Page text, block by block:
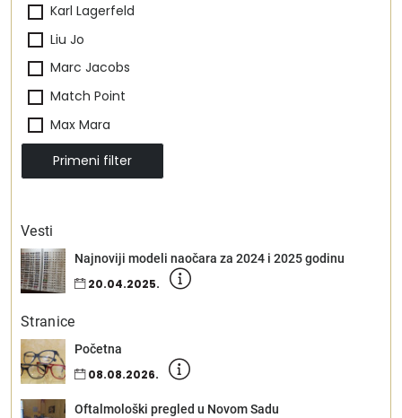
Karl Lagerfeld
Liu Jo
Marc Jacobs
Match Point
Max Mara
Michael Kors
Missoni
Primeni filter
Vesti
Najnoviji modeli naočara za 2024 i 2025 godinu
20.04.2025.
Stranice
Početna
08.08.2026.
Oftalmološki pregled u Novom Sadu